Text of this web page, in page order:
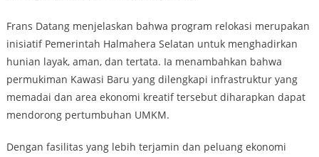
Frans Datang menjelaskan bahwa program relokasi merupakan
inisiatif Pemerintah Halmahera Selatan untuk menghadirkan
hunian layak, aman, dan tertata. Ia menambahkan bahwa
permukiman Kawasi Baru yang dilengkapi infrastruktur yang
memadai dan area ekonomi kreatif tersebut diharapkan dapat
mendorong pertumbuhan UMKM.
Dengan fasilitas yang lebih terjamin dan peluang ekonomi